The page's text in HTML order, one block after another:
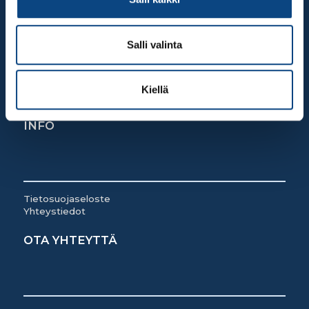
Salli valinta
Kiellä
Ma-Pe: 7:00-17:00
INFO
Tietosuojaseloste
Yhteystiedot
OTA YHTEYTTÄ